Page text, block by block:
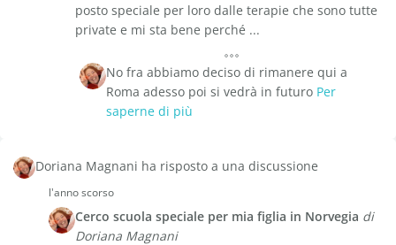
posto speciale per loro dalle terapie che sono tutte
private e mi sta bene perché ...
No fra abbiamo deciso di rimanere qui a
Roma adesso poi si vedrà in futuro Per
saperne di più
Doriana Magnani ha risposto a una discussione
l'anno scorso
Cerco scuola speciale per mia figlia in Norvegia di
Doriana Magnani